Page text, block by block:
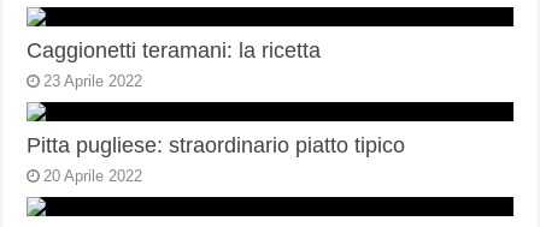
Caggionetti teramani: la ricetta
23 Aprile 2022
Pitta pugliese: straordinario piatto tipico
20 Aprile 2022